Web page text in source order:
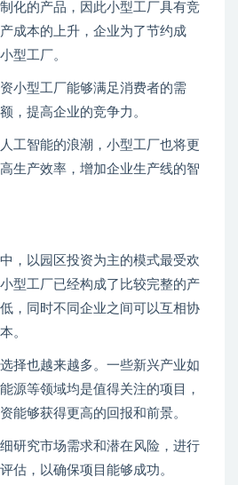
化的产品，因此小型工厂具有竞
成本的上升，企业为了节约成
型工厂。
小型工厂能够满足消费者的需
，提高企业的竞争力。
工智能的浪潮，小型工厂也将更
生产效率，增加企业生产线的智
，以园区投资为主的模式最受欢
型工厂已经构成了比较完整的产
，同时不同企业之间可以互相协
。
择也越来越多。一些新兴产业如
源等领域均是值得关注的项目，
能够获得更高的回报和前景。
研究市场需求和潜在风险，进行
估，以确保项目能够成功。